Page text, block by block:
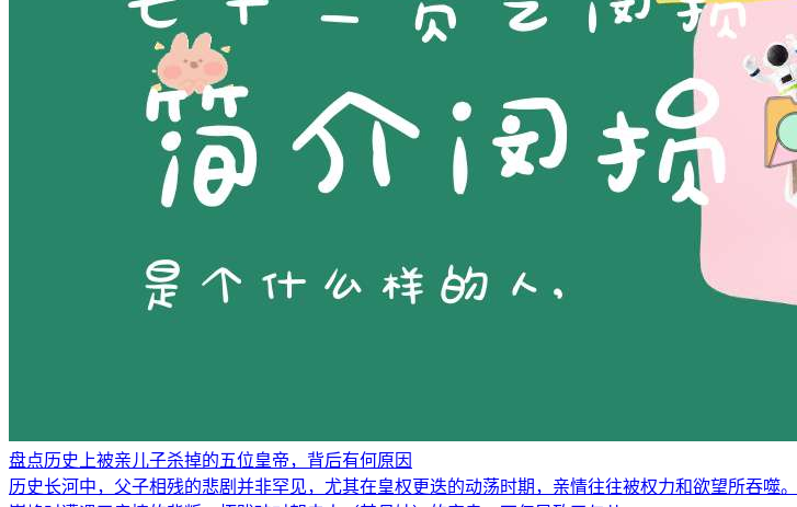
盘点历史上被亲儿子杀掉的五位皇帝，背后有何原因
历史长河中，父子相残的悲剧并非罕见，尤其在皇权更迭的动荡时期，亲情往往被权力和欲望所吞